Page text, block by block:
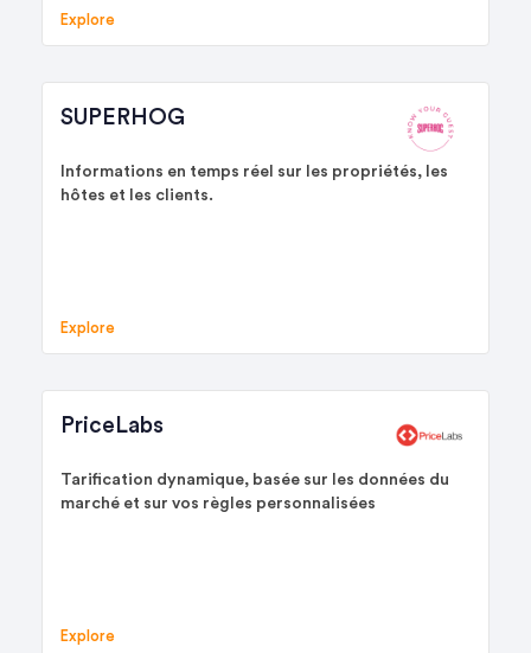
Explore
SUPERHOG
Informations en temps réel sur les propriétés, les
hôtes et les clients.
Explore
PriceLabs
Tarification dynamique, basée sur les données du
marché et sur vos règles personnalisées
Explore